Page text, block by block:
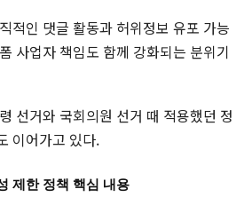
적인 댓글 활동과 허위정보 유포 가능
사업자 책임도 함께 강화되는 분위기
선거와 국회의원 선거 때 적용했던 정
이어가고 있다.
제한 정책 핵심 내용